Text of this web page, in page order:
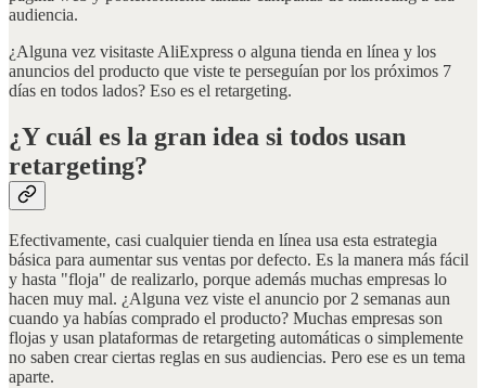
audiencia.
¿Alguna vez visitaste AliExpress o alguna tienda en línea y los
anuncios del producto que viste te perseguían por los próximos 7
días en todos lados? Eso es el retargeting.
¿Y cuál es la gran idea si todos usan
retargeting?
Efectivamente, casi cualquier tienda en línea usa esta estrategia
básica para aumentar sus ventas por defecto. Es la manera más fácil
y hasta "floja" de realizarlo, porque además muchas empresas lo
hacen muy mal. ¿Alguna vez viste el anuncio por 2 semanas aun
cuando ya habías comprado el producto? Muchas empresas son
flojas y usan plataformas de retargeting automáticas o simplemente
no saben crear ciertas reglas en sus audiencias. Pero ese es un tema
aparte.